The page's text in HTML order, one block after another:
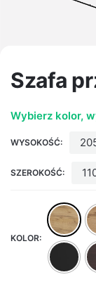
Szafa
Wybierz kolor,
WYSOKOŚĆ:
SZEROKOŚĆ:
KOLOR: